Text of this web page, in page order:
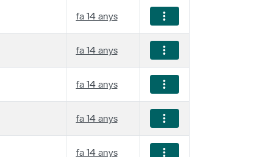
fa 14 anys
fa 14 anys
fa 14 anys
fa 14 anys
fa 14 anys